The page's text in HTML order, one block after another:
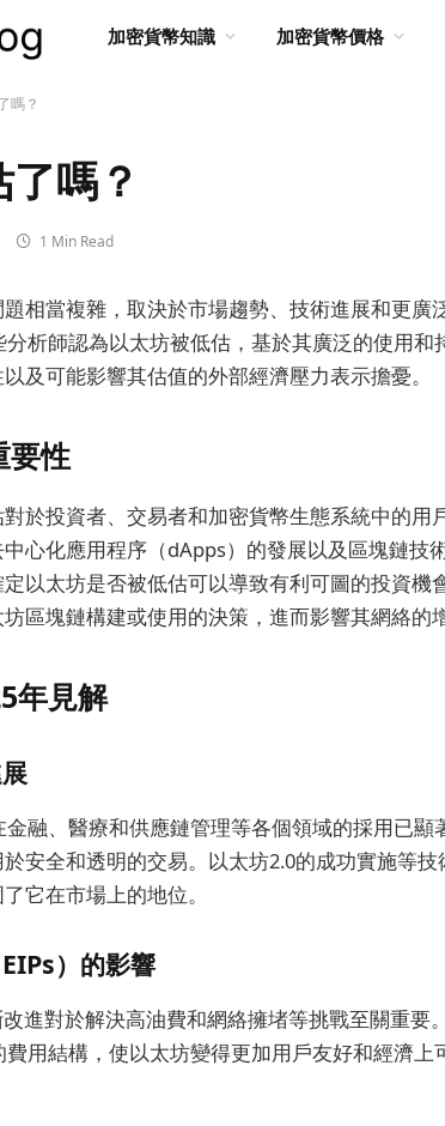
加密貨幣知識 加密貨幣價格
嗎？
嗎？
1 Min Read
相當複雜，取決於市場趨勢、技術進展和更廣
析師認為以太坊被低估，基於其廣泛的使用和
及可能影響其估值的外部經濟壓力表示擔憂。
要性
於投資者、交易者和加密貨幣生態系統中的用
心化應用程序（dApps）的發展以及區塊鏈技
以太坊是否被低估可以導致有利可圖的投資機
區塊鏈構建或使用的決策，進而影響其網絡的
年見解
融、醫療和供應鏈管理等各個領域的採用已顯
安全和透明的交易。以太坊2.0的成功實施等
它在市場上的地位。
）的影響
進對於解決高油費和網絡擁堵等挑戰至關重要
用結構，使以太坊變得更加用戶友好和經濟上